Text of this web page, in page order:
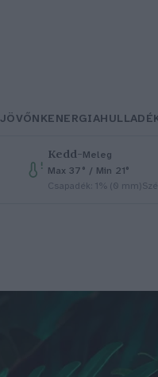
JÖVŐNKENERGIA
Kedd–Meleg
Max 37° / Min 21°
Csapadék: 1% (0 mm)